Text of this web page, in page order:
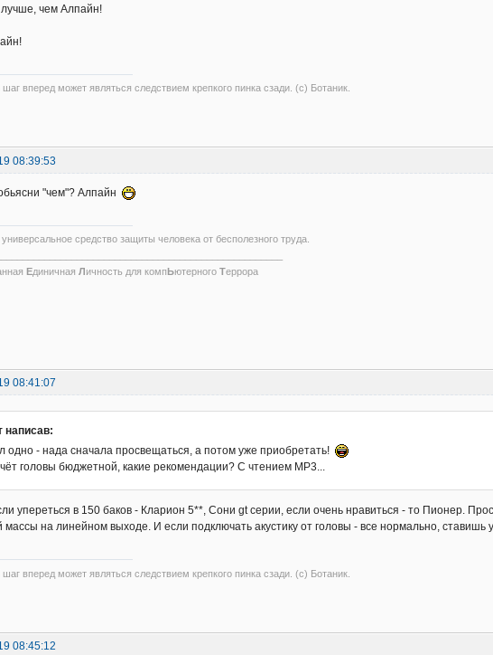
чем Алпайн!
вперед может являться следствием крепкого пинка сзади. (с) Ботаник.
08:39:53
"чем"? Алпайн
средство защиты человека от бесполезного труда.
ЕдиничнаяЛ ичность для комп ЬютерногоТеррора
08:41:07
написав:
одно - нада сначала просвещаться, а потом уже приобретать!
головы бюджетной, какие рекомендации? С чтением МР3...
упереться в 150 баков - Кларион 5**, Сони gt серии, если очень нравиться - то Пионер.
массы на линейном выходе. И если подключать акустику от головы - все нормально, ставишь
вперед может являться следствием крепкого пинка сзади. (с) Ботаник.
08:45:12